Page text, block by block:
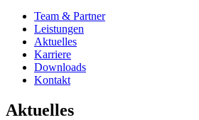
Team & Partner
Leistungen
Aktuelles
Karriere
Downloads
Kontakt
Aktuelles